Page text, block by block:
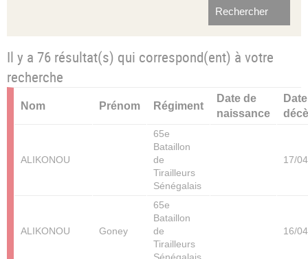
Il y a 76 résultat(s) qui correspond(ent) à votre
recherche
Nom Prénom Régiment
Date de
naissance
ALIKONOU
65e
Bataillon
de
Tirailleurs
Sénégalais
17/
ALIKONOU Goney
65e
Bataillon
de
Tirailleurs
16/